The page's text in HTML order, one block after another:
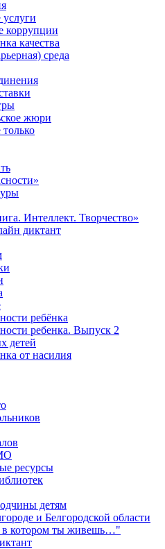
услуги
коррупции
качества
среда
жюри
Интеллект. Творчество»
диктант
ребёнка
ребенка. Выпуск 2
детей
от насилия
ресурсы
детям
и Белгородской области
в котором ты живешь…"